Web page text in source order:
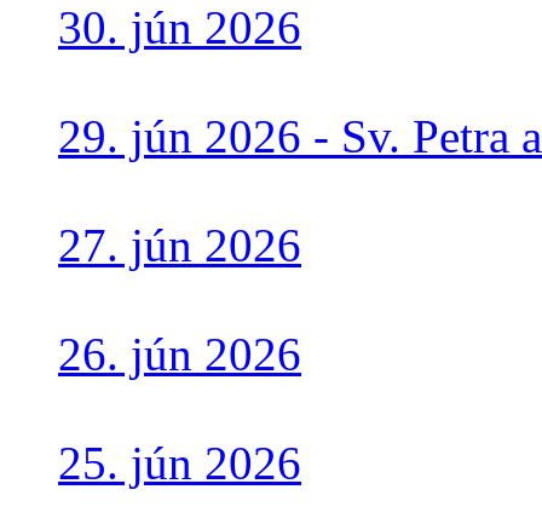
30. jún 2026
29. jún 2026 - Sv. Petra
27. jún 2026
26. jún 2026
25. jún 2026